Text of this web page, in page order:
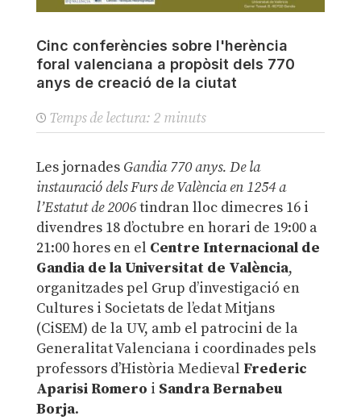
Cinc conferències sobre l'herència
foral valenciana a propòsit dels 770
anys de creació de la ciutat
Temps de lectura: 2 minuts
Les jornadesGandia 770 anys. De la
instauració dels Furs de València en 1254 a
l’Estatut de 2006tindran lloc dimecres 16 i
divendres 18 d’octubre en horari de 19:00 a
21:00 hores en el Centre Internacional de
Gandia de la Universitat de València,
organitzades pel Grup d’investigació en
Cultures i Societats de l’edat Mitjans
(CiSEM) de la UV, amb el patrocini de la
Generalitat Valenciana i coordinades pels
professors d’Història Medieval Frederic
Aparisi Romero i Sandra Bernabeu
Borja.